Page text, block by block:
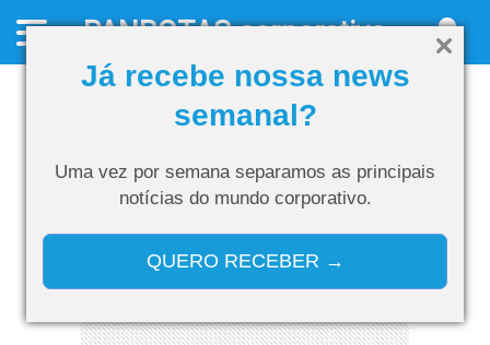
Já recebe nossa news
semanal?
Uma vez por semana separamos as principais
notícias do mundo corporativo.
QUERO RECEBER →
PANROTAScorporativo